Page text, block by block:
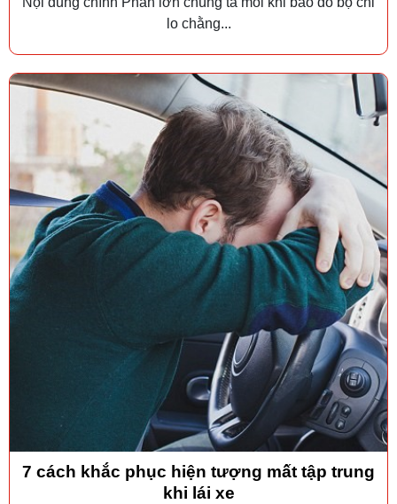
lo chằng...
7 cách khắc phục hiện tượng mất tập trung
khi lái xe